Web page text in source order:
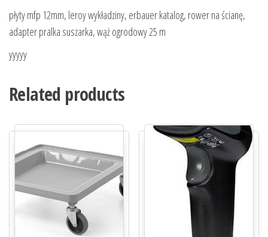
płyty mfp 12mm, leroy wykładziny, erbauer katalog, rower na ścianę,
adapter pralka suszarka, wąż ogrodowy 25 m
yyyyy
Related products